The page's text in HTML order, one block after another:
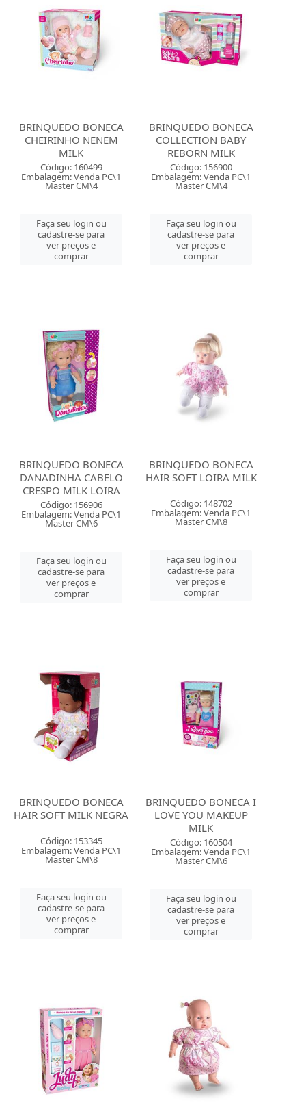
BRINQUEDO BONECA
CHEIRINHO NENEM
MILK
Código: 160499
Embalagem: Venda PC\1
Master CM\4
Faça seu login ou
cadastre-se para
ver preços e
comprar
BRINQUEDO BONECA
COLLECTION BABY
REBORN MILK
Código: 156900
Embalagem: Venda PC\1
Master CM\4
Faça seu login ou
cadastre-se para
ver preços e
comprar
BRINQUEDO BONECA
DANADINHA CABELO
CRESPO MILK LOIRA
Código: 156906
Embalagem: Venda PC\1
Master CM\6
Faça seu login ou
cadastre-se para
ver preços e
comprar
BRINQUEDO BONECA
HAIR SOFT LOIRA MILK
Código: 148702
Embalagem: Venda PC\1
Master CM\8
Faça seu login ou
cadastre-se para
ver preços e
comprar
BRINQUEDO BONECA
HAIR SOFT MILK NEGRA
Código: 153345
Embalagem: Venda PC\1
Master CM\8
Faça seu login ou
cadastre-se para
ver preços e
comprar
BRINQUEDO BONECA I
LOVE YOU MAKEUP
MILK
Código: 160504
Embalagem: Venda PC\1
Master CM\6
Faça seu login ou
cadastre-se para
ver preços e
comprar